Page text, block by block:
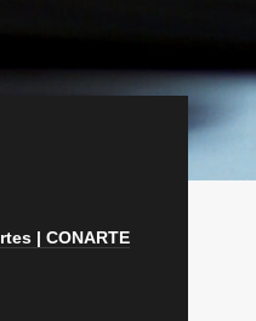
| CONARTE